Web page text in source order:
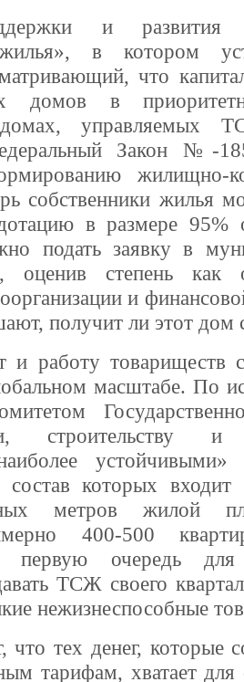
и развития
в котором
что
домов в
управляемых
Закон №-
жилищно-
собственники жилья
в размере 95%
подать заявку в
оценив степень как
и
получит ли этот дом
и работу товариществ
масштабе. По
строительству и
состав которых
метров жилой
400-500
первую очередь для
ТСЖ своего
нежизнеспособные
что тех денег, которые
тарифам, хватает для